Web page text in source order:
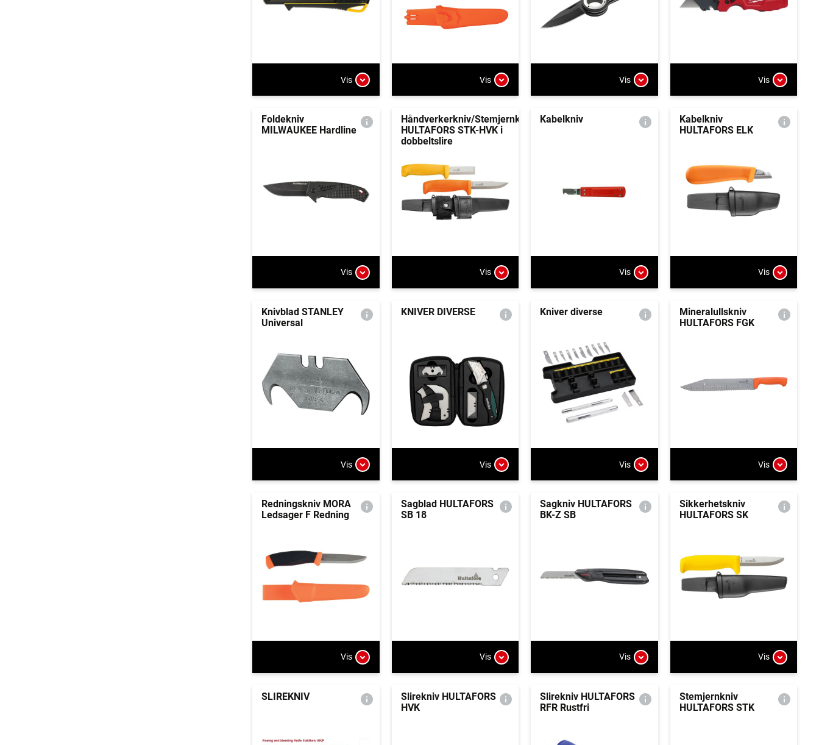
Vis Vis Vis Vis
Foldekniv
MILWAUKEE Hardline
Vis
Håndverkerkniv/Stemjernkniv
HULTAFORS STK-HVK i
dobbeltslire
Vis
Kabelkniv
Vis
Kabelkniv
HULTAFORS ELK
Vis
Knivblad STANLEY
Universal
Vis
KNIVER DIVERSE
Vis
Kniver diverse
Vis
Mineralullskniv
HULTAFORS FGK
Vis
Redningskniv MORA
Ledsager F Redning
Vis
Sagblad HULTAFORS
SB 18
Vis
Sagkniv HULTAFORS
BK-Z SB
Vis
Sikkerhetskniv
HULTAFORS SK
Vis
SLIREKNIV
Slirekniv HULTAFORS
HVK
Slirekniv HULTAFORS
RFR Rustfri
Stemjernkniv
HULTAFORS STK